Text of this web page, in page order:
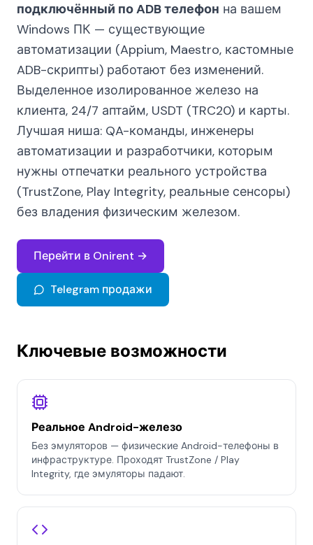
подключённый по ADB телефон на вашем
Windows ПК — существующие
автоматизации (Appium, Maestro, кастомные
ADB-скрипты) работают без изменений.
Выделенное изолированное железо на
клиента, 24/7 аптайм, USDT (TRC20) и карты.
Лучшая ниша: QA-команды, инженеры
автоматизации и разработчики, которым
нужны отпечатки реального устройства
(TrustZone, Play Integrity, реальные сенсоры)
без владения физическим железом.
Перейти в Onirent →
Telegram продажи
Ключевые возможности
Реальное Android-железо
Без эмуляторов — физические Android-телефоны в
инфраструктуре. Проходят TrustZone / Play
Integrity, где эмуляторы падают.